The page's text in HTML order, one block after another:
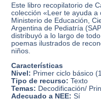
Este libro recopilatorio de
colección «Leer te ayuda
Ministerio de Educación,
Argentina de Pediatría
distribuyó a lo largo de
poemas ilustrados de
niños.
Características
Nivel: Primer ciclo básico
Tipo de recurso: Texto
Temas: Decodificación/
Adecuado a NEE: Sí